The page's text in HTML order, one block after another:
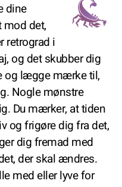
dine
mod det,
retrograd i
og det skubber dig
og lægge mærke til,
Nogle mønstre
Du mærker, at tiden
og frigøre dig fra det,
dig fremad med
der skal ændres.
med eller lyve for